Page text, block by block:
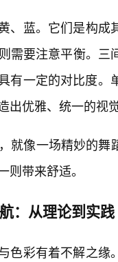
、蓝。它们是构
需要注意平衡。
有一定的对比度
出优雅、统一的视
就像一场精妙的舞
则带来舒适。
：从理论到实践
色彩有着不解之